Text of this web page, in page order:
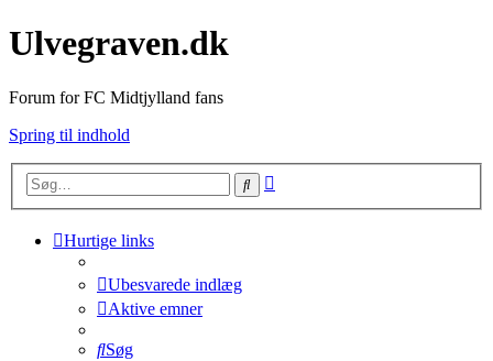
Ulvegraven.dk
Forum for FC Midtjylland fans
Spring til indhold
Søg
Hurtige links
Ubesvarede indlæg
Aktive emner
Søg